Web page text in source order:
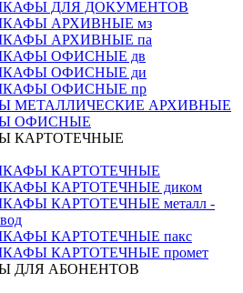
ДЛЯ ДОКУМЕНТОВ
АРХИВНЫЕ мз
АРХИВНЫЕ па
ОФИСНЫЕ дв
ОФИСНЫЕ ди
ОФИСНЫЕ пр
МЕТАЛЛИЧЕСКИЕ АРХИВНЫЕ
ОФИСНЫЕ
КАРТОТЕЧНЫЕ
КАРТОТЕЧНЫЕ
КАРТОТЕЧНЫЕ диком
КАРТОТЕЧНЫЕ металл -
КАРТОТЕЧНЫЕ пакс
КАРТОТЕЧНЫЕ промет
ДЛЯ АБОНЕНТОВ